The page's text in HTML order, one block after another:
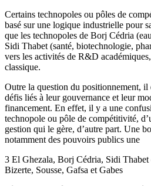
Certains technopoles ou pôles de
basé sur une logique industrielle pour
que les technopoles de Borj Cédria
Sidi Thabet (santé, biotechnologie,
vers les activités de R&D
classique.
Outre la question du positionnement, il
défis liés à leur gouvernance et leur
financement. En effet, il y a une
technopole ou pôle de compétitivité,
gestion qui le gère, d’autre part. Une
notamment des pouvoirs publics une
3 El Ghezala, Borj Cédria, Sidi
Bizerte, Sousse, Gafsa et Gabes